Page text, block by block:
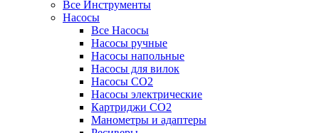
Все Инструменты
Насосы
Все Насосы
Насосы ручные
Насосы напольные
Насосы для вилок
Насосы CO2
Насосы электрические
Картриджи CO2
Манометры и адаптеры